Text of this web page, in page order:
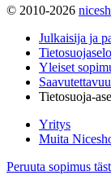
© 2010-2026
Julkaisija ja
Yleiset
Tietosuoja-
Yritys
Muita
Peruuta sopimus